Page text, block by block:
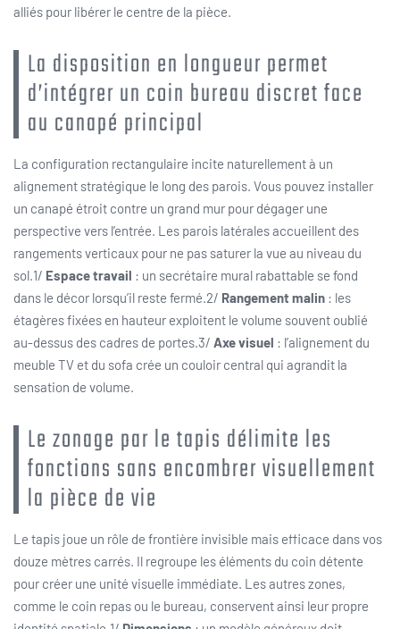
alliés pour libérer le centre de la pièce.
La disposition en longueur permet
d’intégrer un coin bureau discret face
au canapé principal
La configuration rectangulaire incite naturellement à un
alignement stratégique le long des parois. Vous pouvez installer
un canapé étroit contre un grand mur pour dégager une
perspective vers l’entrée. Les parois latérales accueillent des
rangements verticaux pour ne pas saturer la vue au niveau du
sol.1/ Espace travail : un secrétaire mural rabattable se fond
dans le décor lorsqu’il reste fermé.2/ Rangement malin : les
étagères fixées en hauteur exploitent le volume souvent oublié
au-dessus des cadres de portes.3/ Axe visuel : l’alignement du
meuble TV et du sofa crée un couloir central qui agrandit la
sensation de volume.
Le zonage par le tapis délimite les
fonctions sans encombrer visuellement
la pièce de vie
Le tapis joue un rôle de frontière invisible mais efficace dans vos
douze mètres carrés. Il regroupe les éléments du coin détente
pour créer une unité visuelle immédiate. Les autres zones,
comme le coin repas ou le bureau, conservent ainsi leur propre